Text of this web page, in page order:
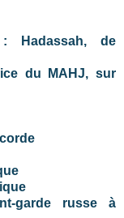
Hadassah, de
du MAHJ, sur
garde russe à